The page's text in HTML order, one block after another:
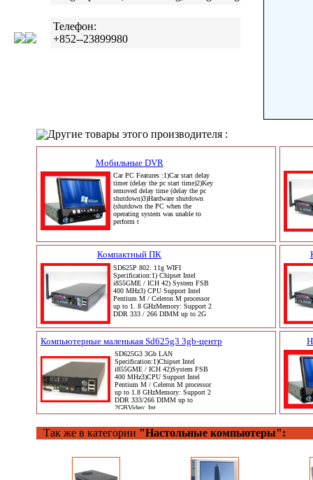
Телефон:
+852--23899980
Другие товары этого производителя :
Мобильные DVR
Car PC Features :1)Car start delay
timer (delay the pc start time)2)Key
removed delay time (delay the pc
shutdown)3)Hardware shutdown
(shutdown the PC when the
operating system was unable to
perform t
Компактный ПК
SD625P 802. 11g WIFI
Specification:1) Chipset Intel
i855GME / ICH 42) System FSB
400 MHz3) CPU Support Intel
Pentium M / Celeron M processor
up to 1. 8 GHzMemory: Support 2
DDR 333 / 266 DIMM up to 2G
Компьютерные маленькая Sd625g3 3gb-центр
SD625G3 3Gb LAN
Specification:1)Chipset Intel
i855GME / ICH 42)System FSB
400 MHz3)CPU Support Intel
Pentium M / Celeron M processor
up to 1.8 GHzMemory: Support 2
DDR 333/266 DIMM up to
2GBVideo: Int
Так же в категории "Настольные компьютеры":